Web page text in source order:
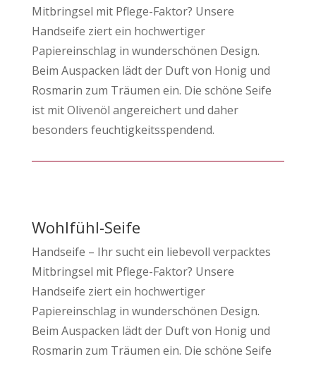
Mitbringsel mit Pflege-Faktor? Unsere
Handseife ziert ein hochwertiger
Papiereinschlag in wunderschönen Design.
Beim Auspacken lädt der Duft von Honig und
Rosmarin zum Träumen ein. Die schöne Seife
ist mit Olivenöl angereichert und daher
besonders feuchtigkeitsspendend.
Wohlfühl-Seife
Handseife – Ihr sucht ein liebevoll verpacktes
Mitbringsel mit Pflege-Faktor? Unsere
Handseife ziert ein hochwertiger
Papiereinschlag in wunderschönen Design.
Beim Auspacken lädt der Duft von Honig und
Rosmarin zum Träumen ein. Die schöne Seife